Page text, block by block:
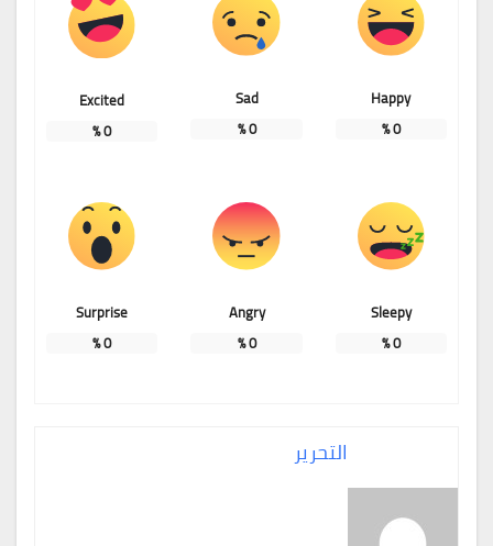
Happy
0
%
Sad
0
%
Excited
0
%
Sleepy
0
%
Angry
0
%
Surprise
0
%
التحرير